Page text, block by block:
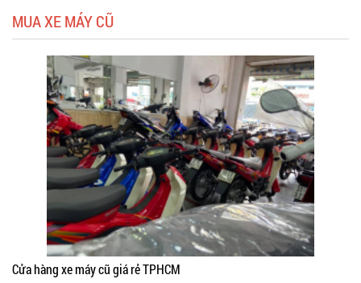
MUA XE MÁY CŨ
Cửa hàng xe máy cũ giá rẻ TPHCM